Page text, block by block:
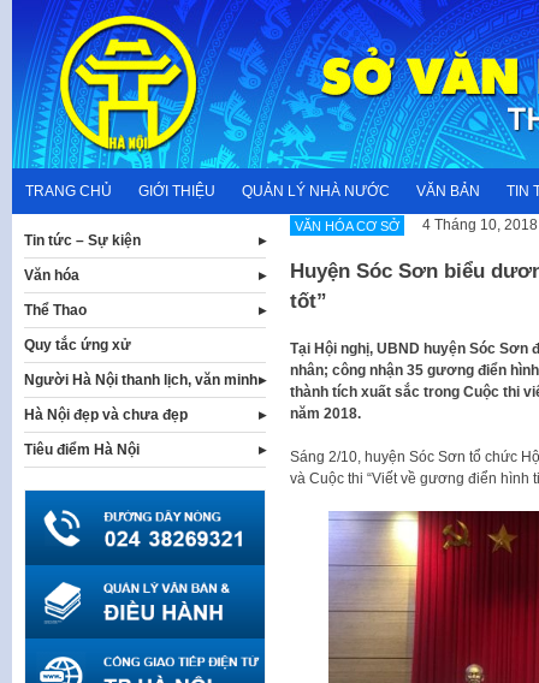
content
TRANG CHỦ GIỚI THIỆU QUẢN LÝ NHÀ NƯỚC VĂN BẢN TIN
VĂN HÓA CƠ SỞ 4 Tháng 10, 2018
Huyện Sóc Sơn biểu
tốt”
Tại Hội nghị, UBND huyện Sóc Sơn
nhân; công nhận 35 gương điển
thành tích xuất sắc trong Cuộc thi
năm 2018.
Sáng 2/10, huyện Sóc Sơn tổ chức
và Cuộc thi “Viết về gương điển hình
Tin tức – Sự kiện
Văn hóa
Thể Thao
Quy tắc ứng xử
Người Hà Nội thanh lịch, văn minh
Hà Nội đẹp và chưa đẹp
Tiêu điểm Hà Nội